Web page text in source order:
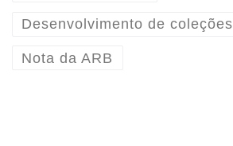
Desenvolvimento de coleções
Nota da ARB